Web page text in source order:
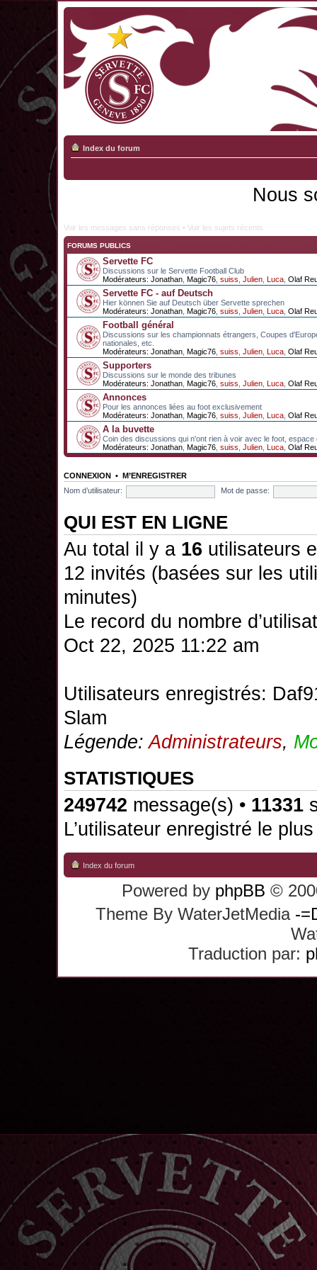
Index du forum
Nous
Voir les messages sans réponses • Voir les sujets récents
FORUMS PUBLICS
Servette FC
Discussions sur le Servette Football Club
Modérateurs: Jonathan Magic76 suiss Julien Luca Olaf
Servette FC - auf Deutsch
Hier können Sie auf Deutsch über Servette sprechen
Modérateurs: Jonathan Magic76 suiss Julien Luca Olaf
Football général
Discussions sur les championnats étrangers, Coupes
nationales, etc.
Modérateurs: Jonathan Magic76 suiss Julien Luca Olaf
Supporters
Discussions sur le monde des tribunes
Modérateurs: Jonathan Magic76 suiss Julien Luca Olaf
Annonces
Pour les annonces liées au foot exclusivement
Modérateurs: Jonathan Magic76 suiss Julien Luca Olaf
A la buvette
Coin des discussions qui n'ont rien à voir avec le foot, espace
Modérateurs: Jonathan Magic76 suiss Julien Luca Olaf
CONNEXION • M’ENREGISTRER
Nom d’utilisateur:
Mot de passe:
QUI EST EN LIGNE
Au total il y a 16 utilisateurs
12 invités (basées sur les
minutes)
Le record du nombre
Oct 22, 2025 11:22 am
Utilisateurs enregistrés:
Slam
Légende:Administrateurs,
STATISTIQUES
249742 message(s) • 11331
L’utilisateur enregistré le
Index du forum
Powered by phpBB ©
Theme By WaterJetMedia -
Traduction par: